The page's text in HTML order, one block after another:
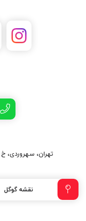
تهران، سهروردی، خ
نقشه گوگل